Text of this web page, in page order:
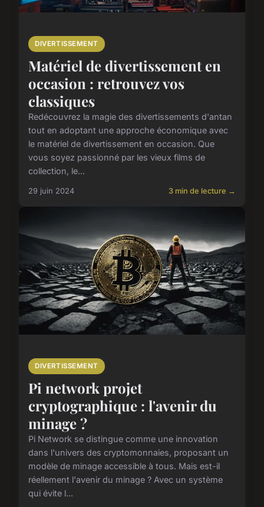
DIVERTISSEMENT
Matériel de divertissement en
occasion : retrouvez vos
classiques
Redécouvrez la magie des divertissements d'antan
tout en adoptant une approche économique avec
le matériel de divertissement en occasion. Que
vous soyez passionné par les vieux films de
collection, le...
29 juin 2024 3 min de lecture →
DIVERTISSEMENT
Pi network projet
cryptographique : l'avenir du
minage ?
Pi Network se distingue comme une innovation
dans l'univers des cryptomonnaies, proposant un
modèle de minage accessible à tous. Mais est-il
réellement l'avenir du minage ? Avec un système
qui évite l...